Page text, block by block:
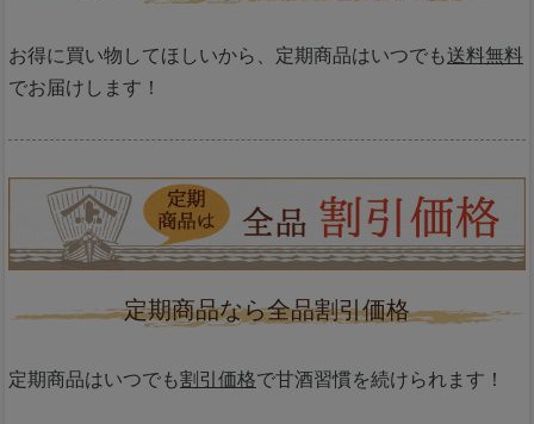
お得に買い物してほしいから、定期商品はいつでも送料無料
でお届けします！
定期商品なら全品割引価格
定期商品はいつでも割引価格で甘酒習慣を続けられます！